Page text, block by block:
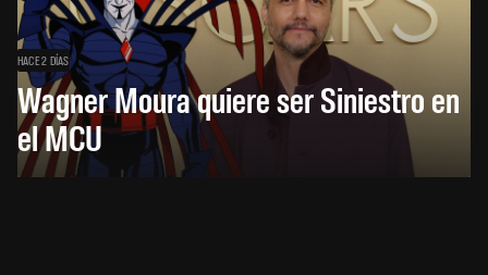
HACE 2 DÍAS
Wagner Moura quiere ser Siniestro en
el MCU